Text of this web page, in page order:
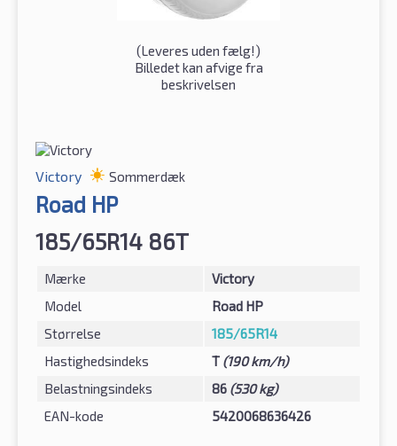
(Leveres uden fælg!)
Billedet kan afvige fra
beskrivelsen
Victory Sommerdæk
Road HP
185/65R14 86T
Mærke
Victory
Model
Road HP
Størrelse
185/65R14
Hastighedsindeks
T (190 km/h)
Belastningsindeks
86 (530 kg)
EAN-kode
5420068636426